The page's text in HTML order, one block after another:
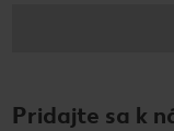
Pridajte sa k